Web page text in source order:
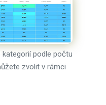
kategorií podle počtu
zvolit v rámci